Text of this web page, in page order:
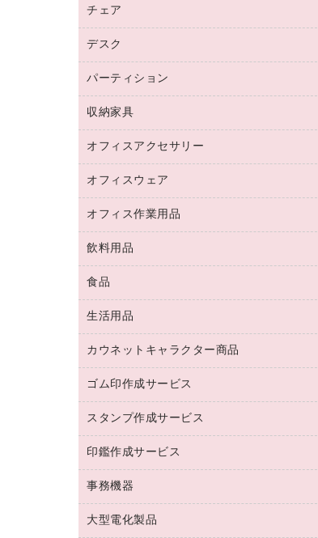
コピートナー
インクカートリッジ
ハガキ用紙
その他コピー用紙・プリンタ用紙
コピー用紙
パソコンバッグ／収納用品
ネットワーク／ＬＡＮ機器
ネットワーク／ＬＡＮアクセサリー
セキュリティ用品
ＵＳＢハブ／ＵＳＢアクセサリー
ＯＡフィルター
ＯＡクリーナー／エアダスター
ＨＤＤ／ＳＳＤ
ディスプレイモニター
プロジェクタ
ファクシミリ
デジタルカメラ
スキャナー
コピー機
ＣＤ－ＲＷ
ＣＤ－Ｒ
メディア収納用品
プリンタ
チェア
応接イス・ベンチ
オフィスチェア
デスク
ミーティングテーブル
デスク
カウンター
パーティション
ホワイトボード・黒板
収納家具
保管庫・書庫
ロッカー・下駄箱
その他収納
オフィスアクセサリー
オフィスアクセサリー
オフィスウェア
医療・介護・ワーキングウェア
ブラウス・シャツ
アウター
オフィス作業用品
養生用品
防災用備蓄食品・飲料
台車・脚立
倉庫収納用品
作業用雑貨
梱包用品
梱包用テープ
園芸用品
飲料用品
緑茶飲料
茶葉・インスタント
紅茶・バラエティ飲料
レギュラーコーヒー
ミルク・シュガー
ソフトドリンク
コーヒーメーカー・備品
インスタントコーヒー
食品
食品
生活用品
浴室用品
台所用洗剤
掃除用品
掃除用洗剤
洗濯用品
消臭・芳香剤
殺虫剤
カウネットキャラクター商品
カウネットキャラクター商品
ゴム印作成サービス
ゴム印作成サービス
ゴム印（一行印）作成サービス
ゴム印（フリーサイズ印）作成サービス
スタンプ作成サービス
シヤチハタスタンプ作成サービス
カウネットスタンプ作成サービス
印鑑作成サービス
印鑑作成サービス
事務機器
大型シュレッダー（共配）
大型電化製品